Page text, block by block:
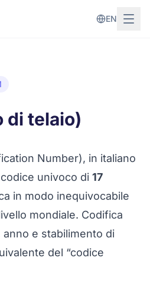
EN
di telaio)
Number), in italiano
univoco di 17
in modo inequivocabile
mondiale. Codifica
e stabilimento di
del “codice